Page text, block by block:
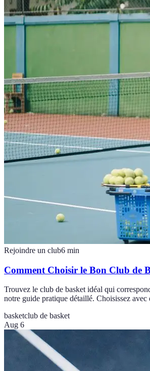
Rejoindre un club6 min
Comment Choisir le Bon Club de
Trouvez le club de basket idéal qui
notre guide pratique détaillé. Choisissez avec
basketclub de basket
Aug 6